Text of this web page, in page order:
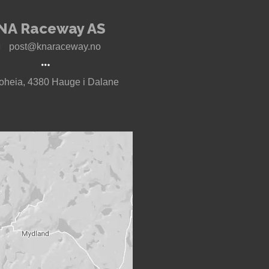
Raceway AS
post@knaraceway.no
til Motorcenter Norway i Sokndal
4380 Hauge i Dalane